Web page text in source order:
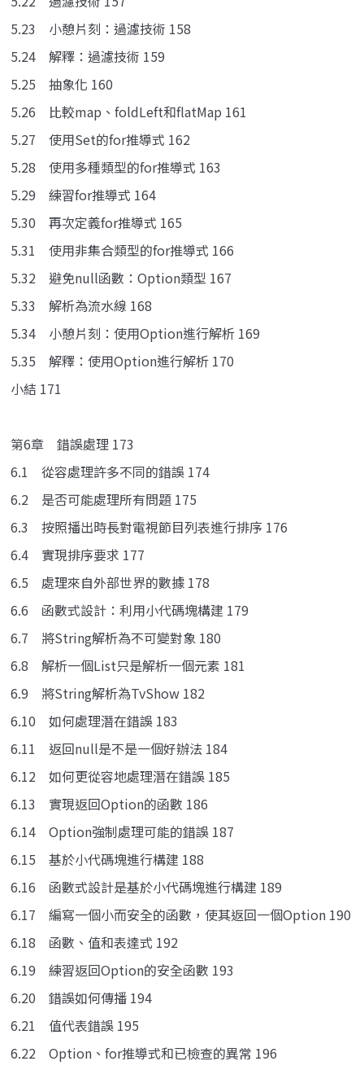
5.23 小憩片刻：過濾技術 158
5.24 解釋：過濾技術 159
5.25 抽象化 160
5.26 比較map、foldLeft和flatMap 161
5.27 使用Set的for推導式 162
5.28 使用多種類型的for推導式 163
5.29 練習for推導式 164
5.30 再次定義for推導式 165
5.31 使用非集合類型的for推導式 166
5.32 避免null函數：Option類型 167
5.33 解析為流水線 168
5.34 小憩片刻：使用Option進行解析 169
5.35 解釋：使用Option進行解析 170
小結 171
第6章 錯誤處理 173
6.1 從容處理許多不同的錯誤 174
6.2 是否可能處理所有問題 175
6.3 按照播出時長對電視節目列表進行排序 176
6.4 實現排序要求 177
6.5 處理來自外部世界的數據 178
6.6 函數式設計：利用小代碼塊構建 179
6.7 將String解析為不可變對象 180
6.8 解析一個List只是解析一個元素 181
6.9 將String解析為TvShow 182
6.10 如何處理潛在錯誤 183
6.11 返回null是不是一個好辦法 184
6.12 如何更從容地處理潛在錯誤 185
6.13 實現返回Option的函數 186
6.14 Option強制處理可能的錯誤 187
6.15 基於小代碼塊進行構建 188
6.16 函數式設計是基於小代碼塊進行構建 189
6.17 編寫一個小而安全的函數，使其返回一個Option 190
6.18 函數、值和表達式 192
6.19 練習返回Option的安全函數 193
6.20 錯誤如何傳播 194
6.21 值代表錯誤 195
6.22 Option、for推導式和已檢查的異常 196